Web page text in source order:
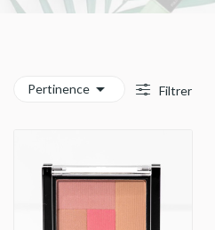
Pertinence  Filtrer